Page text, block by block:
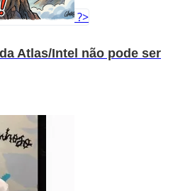
?>
Atlas/Intel não pode ser